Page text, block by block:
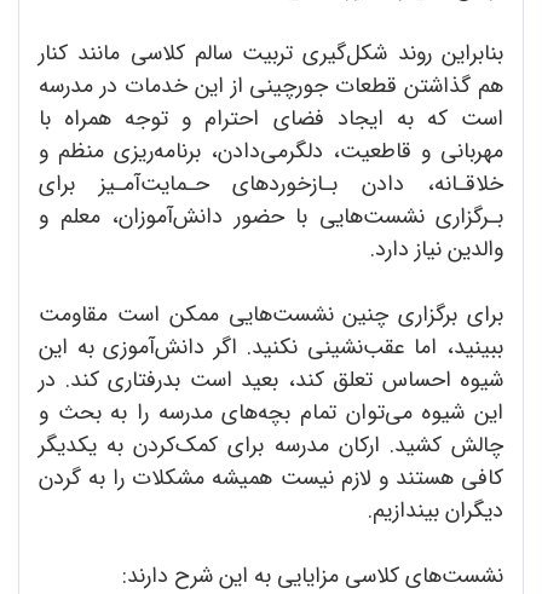
بنابراین روند شکل‌گیری تربیت سالم کلاسی مانند کنار
هم گذاشتن قطعات جورچینی از این خدمات در مدرسه
است که به ایجاد فضای احترام و توجه همراه با
مهربانی و قاطعیت، دلگرمی‌دادن، برنامه‌ریزی منظم و
خلاقـانه، دادن بـازخوردهای حـمایت‌آمـیز برای
بـرگزاری نشست‌هایی با حضور دانش‌آموزان، معلم و
والدین نیاز دارد.
برای برگزاری چنین نشست‌هایی ممکن است مقاومت
ببینید، اما عقب‌نشینی نکنید. اگر دانش‌آموزی به این
شیوه احساس تعلق کند، بعید است بدرفتاری کند. در
این شیوه می‌توان تمام بچه‌های مدرسه را به بحث و
چالش کشید. ارکان مدرسه برای کمک‌کردن به یکدیگر
کافی هستند و لازم نیست همیشه مشکلات را به گردن
دیگران بیندازیم.
نشست‌های کلاسی مزایایی به این شرح دارند: